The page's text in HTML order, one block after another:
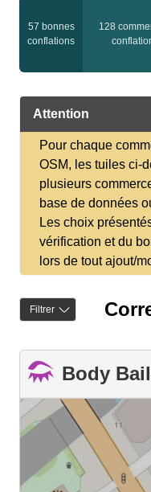
57 bonnes
conflations
128
Attention
Pour chaque
OSM, les tuiles ci-
plusieurs
base de données
Les choix
vérification et du
lors de tout ajout/
Filtrer
Body